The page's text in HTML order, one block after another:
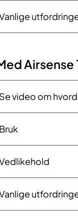
Airsense
Se video om
Bruk